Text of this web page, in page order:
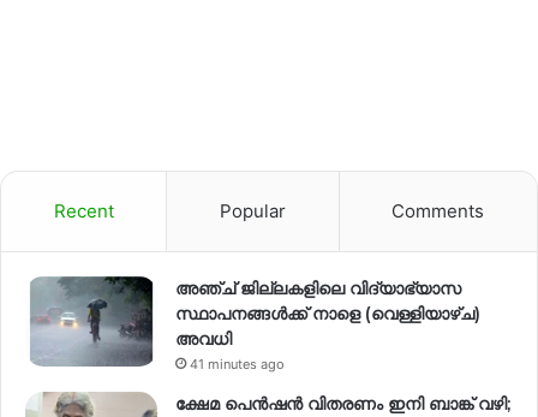
Recent Popular Comments
അഞ്ച് ജില്ലകളിലെ വിദ്യാഭ്യാസ
സ്ഥാപനങ്ങൾക്ക് നാളെ (വെള്ളിയാഴ്ച)
അവധി
41 minutes ago
ക്ഷേമ പെൻഷൻ വിതരണം ഇനി ബാങ്ക് വഴി;